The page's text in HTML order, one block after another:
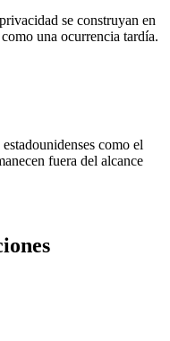
se construyan en
una ocurrencia tardía.
como el
fuera del alcance